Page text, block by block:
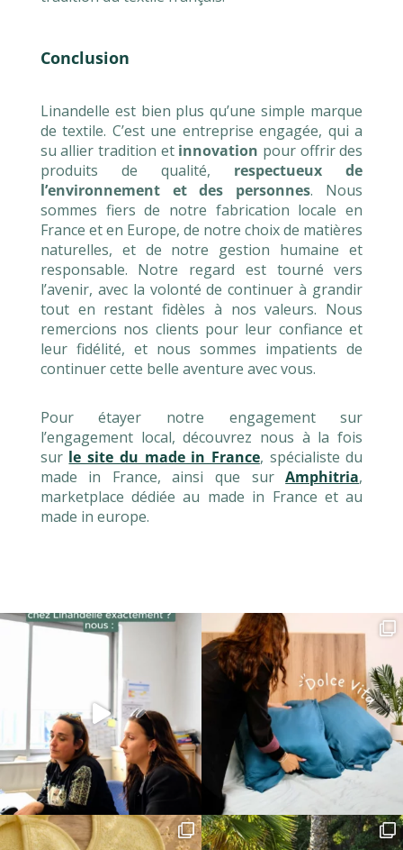
Conclusion
Linandelle est bien plus qu’une simple marque
de textile. C’est une entreprise engagée, qui a
su allier tradition et innovation pour offrir des
produits de qualité, respectueux de
l’environnement et des personnes. Nous
sommes fiers de notre fabrication locale en
France et en Europe, de notre choix de matières
naturelles, et de notre gestion humaine et
responsable. Notre regard est tourné vers
l’avenir, avec la volonté de continuer à grandir
tout en restant fidèles à nos valeurs. Nous
remercions nos clients pour leur confiance et
leur fidélité, et nous sommes impatients de
continuer cette belle aventure avec vous.
Pour étayer notre engagement sur
l’engagement local, découvrez nous à la fois
sur le site du made in France, spécialiste du
made in France, ainsi que surAmphitria,
marketplace dédiée au made in France et au
made in europe.